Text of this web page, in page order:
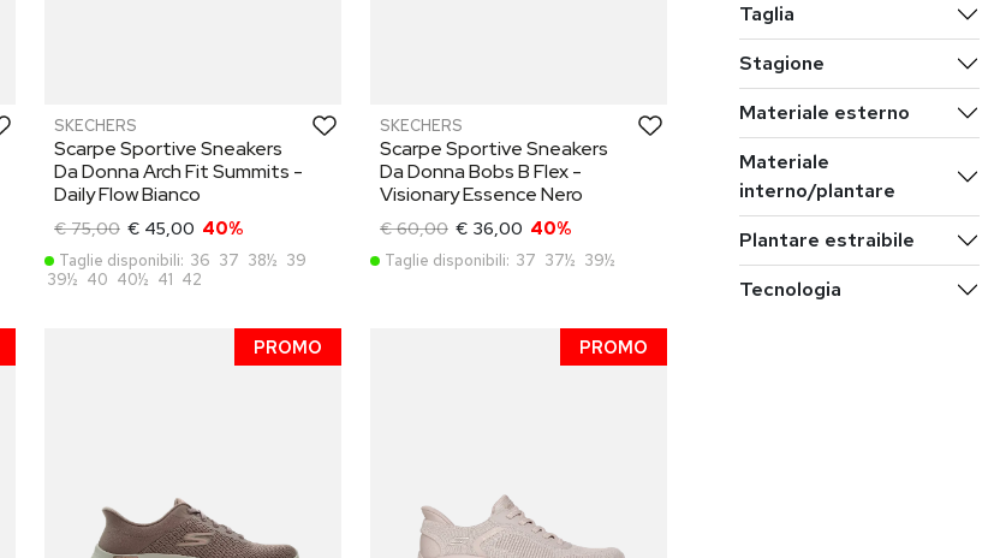
SKECHERS
Scarpe Sportive Sneakers
Da Donna Arch Fit Summits -
Daily Flow Bianco
€ 75,00 € 45,00 40%
Taglie disponibili: 36 37 38½ 39
39½ 40 40½ 41 42
SKECHERS
Scarpe Sportive Sneakers
Da Donna Bobs B Flex -
Visionary Essence Nero
€ 60,00 € 36,00 40%
Taglie disponibili: 37 37½ 39½
PROMO PROMO
Taglia
Stagione
Materiale esterno
Materiale
interno/plantare
Plantare estraibile
Tecnologia